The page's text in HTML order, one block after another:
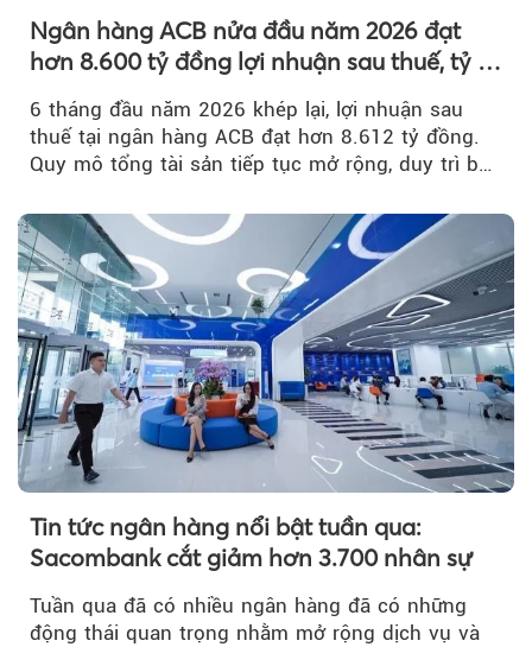
Ngân hàng ACB nửa đầu năm 2026 đạt
hơn 8.600 tỷ đồng lợi nhuận sau thuế, tỷ lệ
nợ xấu thấp nhất ngành
6 tháng đầu năm 2026 khép lại, lợi nhuận sau
thuế tại ngân hàng ACB đạt hơn 8.612 tỷ đồng.
Quy mô tổng tài sản tiếp tục mở rộng, duy trì bộ
Tin tức ngân hàng nổi bật tuần qua:
Sacombank cắt giảm hơn 3.700 nhân sự
Tuần qua đã có nhiều ngân hàng đã có những
động thái quan trọng nhằm mở rộng dịch vụ và